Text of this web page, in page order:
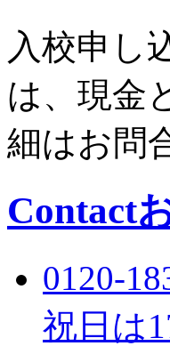
入校申し
は、現金
細はお問
Contact
0120-
祝日は